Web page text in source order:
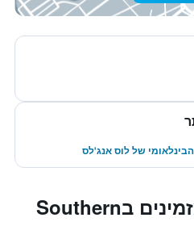
של לוס אנג'לס
שאלות נפוצות למזמינים בSouthern